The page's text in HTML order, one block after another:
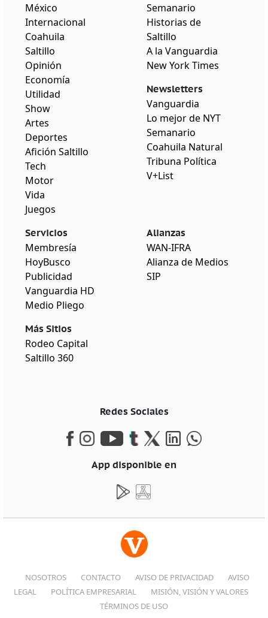
México
Internacional
Coahuila
Saltillo
Opinión
Economía
Utilidad
Show
Artes
Deportes
Afición Saltillo
Tech
Motor
Vida
Juegos
Semanario
Historias de
Saltillo
A la Vanguardia
New York Times
Newsletters
Vanguardia
Lo mejor de NYT
Semanario
Coahuila Natural
Tribuna Política
V+List
Servicios
Membresía
HoyBusco
Publicidad
Vanguardia HD
Medio Pliego
Más Sitios
Rodeo Capital
Saltillo 360
Alianzas
WAN-IFRA
Alianza de Medios
SIP
Redes Sociales
App disponible en
NOSOTROS CONTACTO AVISO DE PRIVACIDAD
AVISO
LEGAL
POLÍTICA EMPRESARIAL
MISIÓN, VISIÓN Y VALORES
TÉRMINOS DE USO